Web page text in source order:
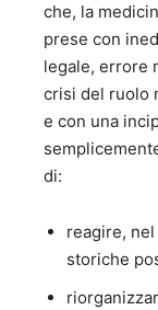
che, la
prese con
legale, errore
crisi del ruolo
e con una
di:
reagire,
storiche